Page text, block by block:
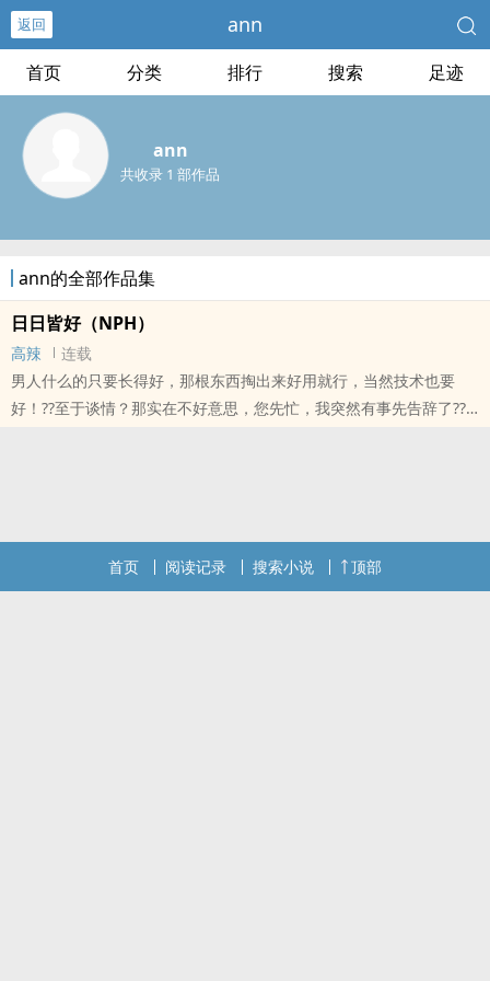
返回 ann
首页 分类 排行 搜索 足迹
ann
共收录 1 部作品
ann的全部作品集
日日皆好（NPH）
高辣
连载
男人什么的只要长得好，那根东西掏出来好用就行，当然技术也要
好！??至于谈情？那实在不好意思，您先忙，我突然有事先告辞了??
疑其实是遗传。结果铸成不可挽回
本站提示：各位书友要是觉得《日日皆好（NPH）》还不错的话请不
首页 阅读记录 搜索小说 顶部